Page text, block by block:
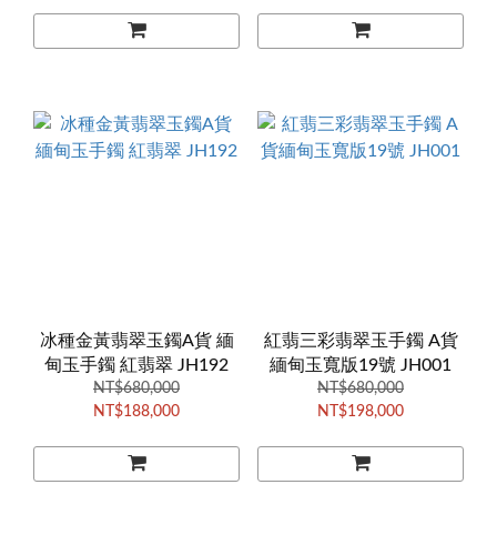
冰種金黃翡翠玉鐲A貨 緬
甸玉手鐲 紅翡翠 JH192
NT$680,000
NT$188,000
紅翡三彩翡翠玉手鐲 A貨
緬甸玉寬版19號 JH001
NT$680,000
NT$198,000